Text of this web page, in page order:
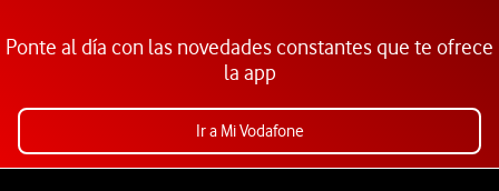
Ponte al día con las novedades constantes que te ofrece
la app
Ir a Mi Vodafone